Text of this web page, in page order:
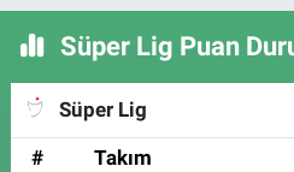
Süper Lig Puan
Süper Lig
#
Takım